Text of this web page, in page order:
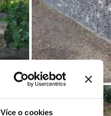
Více o cookies